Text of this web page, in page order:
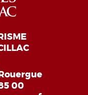
00